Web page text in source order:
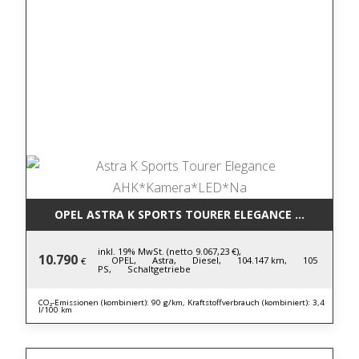
OPEL ASTRA K SPORTS TOURER ELEGANCE
10.790 €
inkl. 19% MwSt. (netto 9.067,23 €),
OPEL, Astra, Diesel, 104.147 km, 105
PS, Schaltgetriebe
CO₂-Emissionen (kombiniert): 90 g/km, Kraftstoffverbrauch (kombiniert): 3,4
l/100 km